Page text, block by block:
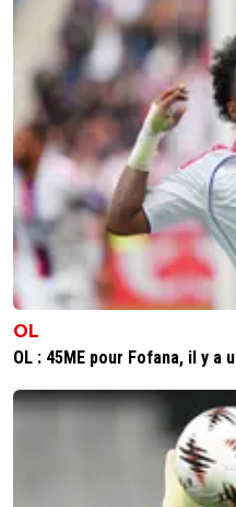
OL
OL : 45ME pour Fofana, il y a